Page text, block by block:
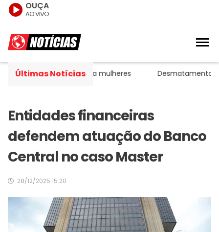
OUÇA
AO VIVO
Últimas Notícias
da agressão a mulheres Desmatamento na
Entidades financeiras
defendem atuação do Banco
Central no caso Master
28/12/2025 15:20